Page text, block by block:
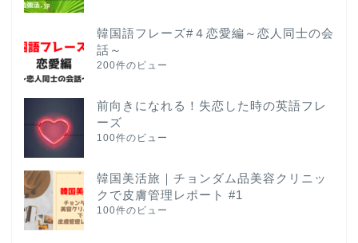
韓国語フレーズ#４恋愛編～恋人同士の会
話～
200件のビュー
前向きになれる！失恋した時の英語フレ
ーズ
100件のビュー
韓国美活旅｜チョンダム品美容クリニッ
クで皮膚管理レポート #1
100件のビュー